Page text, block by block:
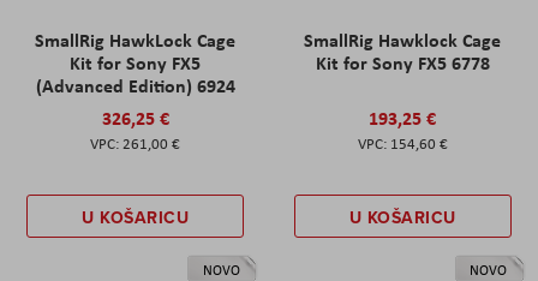
SmallRig HawkLock Cage
Kit for Sony FX5
(Advanced Edition) 6924
326,25 €
261,00 €
U KOŠARICU
SmallRig Hawklock Cage
Kit for Sony FX5 6778
193,25 €
154,60 €
U KOŠARICU
NOVO NOVO